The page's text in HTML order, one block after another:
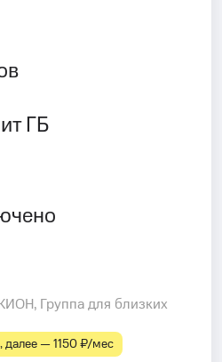
ГБ
Группа для близких
далее — 1150 ₽⁠/⁠мес